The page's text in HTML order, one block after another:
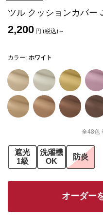
ツル クッションカバー
2,200 円 (税込)～
カラー: ホワイト
全48色
遮光
1級
洗濯機
OK
防炎
オーダー